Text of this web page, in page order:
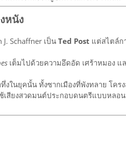
หนัง
Schaffner เป็น Ted Post แต่สไตล์ก
เต็มไปด้วยความอึดอัด เศร้าหมอง
ในยุคนั้น ทั้งซากเมืองที่พังทลาย โคร
เสียงสวดมนต์ประกอบดนตรีแบบหลอ